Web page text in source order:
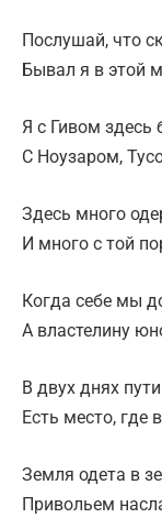
Послушай, что
Бывал я в этой
Я с Гивом здесь
С Ноузаром,
Здесь много
И много с той
Когда себе мы
А властелину
В двух днях
Есть место, где
Земля одета в
Привольем